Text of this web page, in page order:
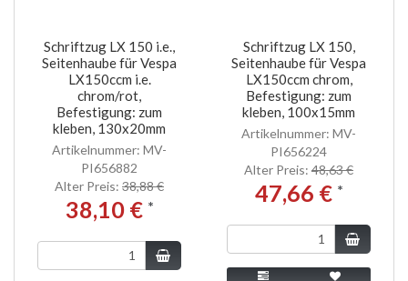
Schriftzug LX 150 i.e.,
Seitenhaube für Vespa
LX150ccm i.e.
chrom/rot,
Befestigung: zum
kleben, 130x20mm
Artikelnummer: MV-
PI656882
Alter Preis: 38,88 €
38,10 € *
Schriftzug LX 150,
Seitenhaube für Vespa
LX150ccm chrom,
Befestigung: zum
kleben, 100x15mm
Artikelnummer: MV-
PI656224
Alter Preis: 48,63 €
47,66 € *